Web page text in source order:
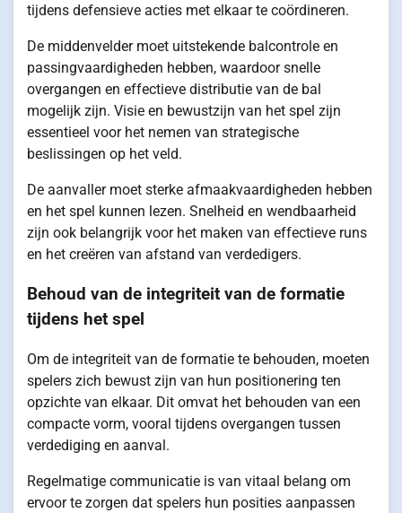
tijdens defensieve acties met elkaar te coördineren.
De middenvelder moet uitstekende balcontrole en
passingvaardigheden hebben, waardoor snelle
overgangen en effectieve distributie van de bal
mogelijk zijn. Visie en bewustzijn van het spel zijn
essentieel voor het nemen van strategische
beslissingen op het veld.
De aanvaller moet sterke afmaakvaardigheden hebben
en het spel kunnen lezen. Snelheid en wendbaarheid
zijn ook belangrijk voor het maken van effectieve runs
en het creëren van afstand van verdedigers.
Behoud van de integriteit van de formatie
tijdens het spel
Om de integriteit van de formatie te behouden, moeten
spelers zich bewust zijn van hun positionering ten
opzichte van elkaar. Dit omvat het behouden van een
compacte vorm, vooral tijdens overgangen tussen
verdediging en aanval.
Regelmatige communicatie is van vitaal belang om
ervoor te zorgen dat spelers hun posities aanpassen